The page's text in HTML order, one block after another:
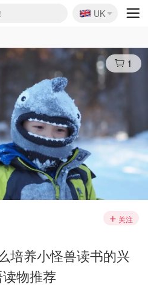
位数！
🇬🇧
UK
1
关注
培养小怪兽读书的兴
物推荐